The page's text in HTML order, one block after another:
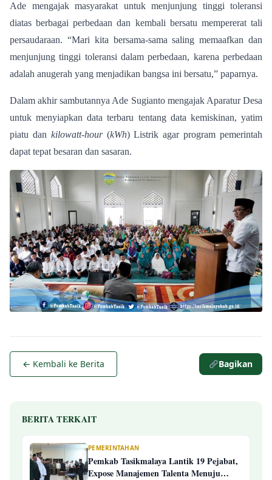
Ade mengajak masyarakat untuk menjunjung tinggi toleransi
diatas berbagai perbedaan dan kembali bersatu mempererat tali
persaudaraan. “Mari kita bersama-sama saling memaafkan dan
menjunjung tinggi toleransi dalam perbedaan, karena perbedaan
adalah anugerah yang menjadikan bangsa ini bersatu,” paparnya.
Dalam akhir sambutannya Ade Sugianto mengajak Aparatur Desa
untuk menyiapkan data terbaru tentang data kemiskinan, yatim
piatu dan kilowatt-hour(kWh) Listrik agar program pemerintah
dapat tepat besaran dan sasaran.
← Kembali ke Berita Bagikan
BERITA TERKAIT
PEMERINTAHAN
Pemkab Tasikmalaya Lantik 19 Pejabat,
Expose Manajemen Talenta Menuju